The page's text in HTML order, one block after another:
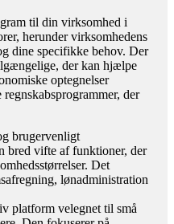
til din virksomhed i
herunder virksomhedens
dine specifikke behov. Der
der kan hjælpe
optegnelser
der
brugervenligt
bred vifte af funktioner, der
Det
lønadministration
platform velegnet til små